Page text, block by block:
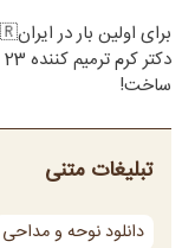
ساخت!
تبلیغات متنی
دانلود نوحه و مداحی